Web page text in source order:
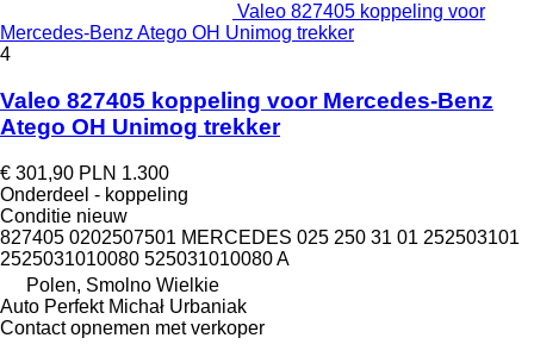
Valeo 827405 koppeling voor
Mercedes-Benz Atego OH Unimog trekker
4
Valeo 827405 koppeling voor Mercedes-Benz
Atego OH Unimog trekker
€ 301,90 PLN 1.300
Onderdeel - koppeling
Conditie nieuw
827405 0202507501 MERCEDES 025 250 31 01 252503101
2525031010080 525031010080 A
Polen, Smolno Wielkie
Auto Perfekt Michał Urbaniak
Contact opnemen met verkoper